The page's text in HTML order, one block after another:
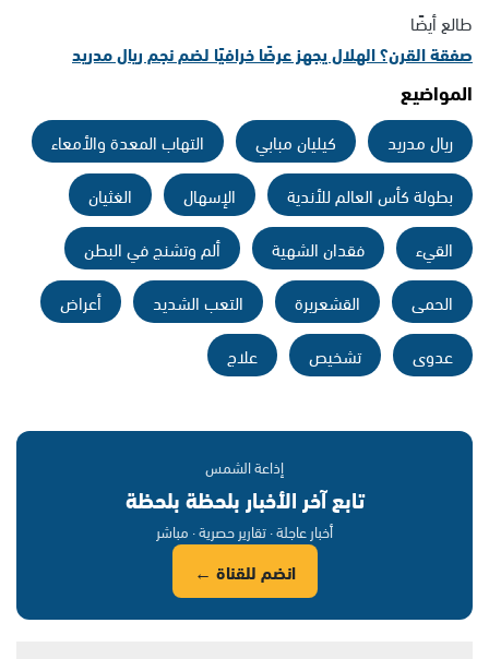
طالع أيضًا
صفقة القرن؟ الهلال يجهز عرضًا خرافيًا لضم نجم ريال مدريد
المواضيع
ريال مدريد كيليان مبابي
التهاب المعدة والأمعاء
بطولة كأس العالم للأندية
الإسهال
الغثيان
القيء
فقدان الشهية
ألم وتشنج في البطن
الحمى
القشعريرة التعب الشديد
أعراض
عدوى
تشخيص علاج
إذاعة الشمس
تابع آخر الأخبار بلحظة بلحظة
أخبار عاجلة · تقارير حصرية · مباشر
انضم للقناة ←